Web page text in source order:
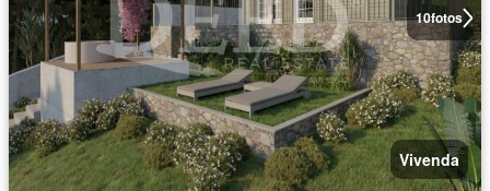
10fotos
Vivenda